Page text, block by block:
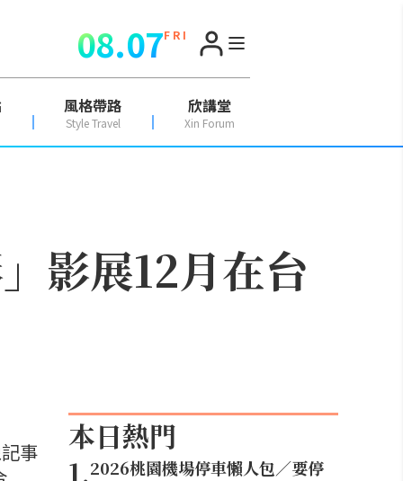
08.07F R I
風格帶路
Style Travel
欣講堂
Xin Forum
影展12月在台
事
本日熱門
1.2026桃園機場停車懶人包／要停